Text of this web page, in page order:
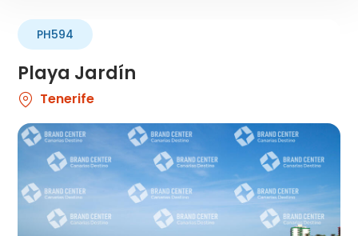
Playa Jardín
PH594
Tenerife